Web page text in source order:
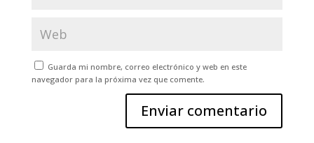
Guarda mi nombre, correo electrónico y web en este
navegador para la próxima vez que comente.